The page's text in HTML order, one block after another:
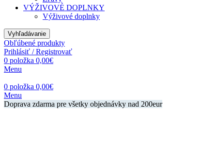
VÝŽIVOVÉ DOPLNKY
Výživové doplnky
Vyhľadávanie
Obľúbené produkty
Prihlásiť / Registrovať
0 položka 0,00€
Menu
0 položka 0,00€
Menu
Doprava zdarma pre všetky objednávky nad 200eur